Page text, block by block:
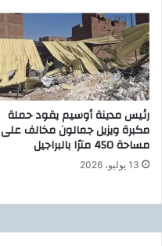
ب
ي
ع
ي
ب
ض
غ
ط
7
ع
»
ت
ن
ظ
م
ق
ا
ف
ل
ة
ب
ة
رئيس مدينة أوسيم يقود حملة
مكبرة ويزيل جمالون مخالف على
مساحة 450 مترًا بالبراجيل
13 يوليو، 2026